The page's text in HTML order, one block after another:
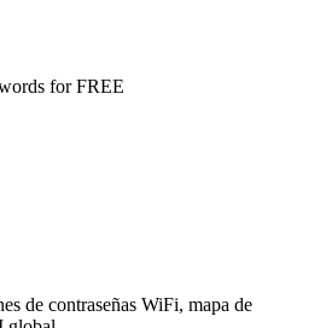
for FREE
de contraseñas WiFi, mapa de